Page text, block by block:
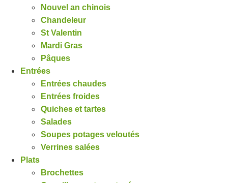
Nouvel an chinois
Chandeleur
St Valentin
Mardi Gras
Pâques
Entrées
Entrées chaudes
Entrées froides
Quiches et tartes
Salades
Soupes potages veloutés
Verrines salées
Plats
Brochettes